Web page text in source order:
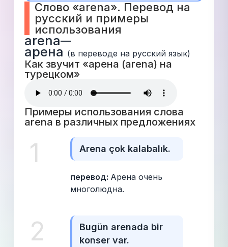
Числа
Глаголы
Служебные
Существительные
Прилагательные
Слово «arena». Перевод на
русский и примеры
использования
arena—
арена (в переводе на русский язык)
Как звучит «арена (arena) на
турецком»
Примеры использования слова
arena в различных предложениях
1 Arena çok kalabalık.
перевод: Арена очень
многолюдна.
2
Bugün arenada bir
konser var.